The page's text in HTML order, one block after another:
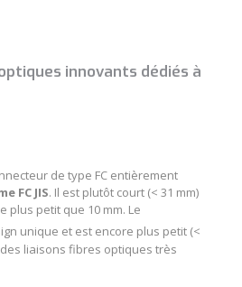
innovants dédiés à
de type FCentièrement
FC JIS. Il est plutôt court (< 31 mm)
plus petit que 10 mm. Le
unique et est encore plus petit (<
liaisons fibres optiques très